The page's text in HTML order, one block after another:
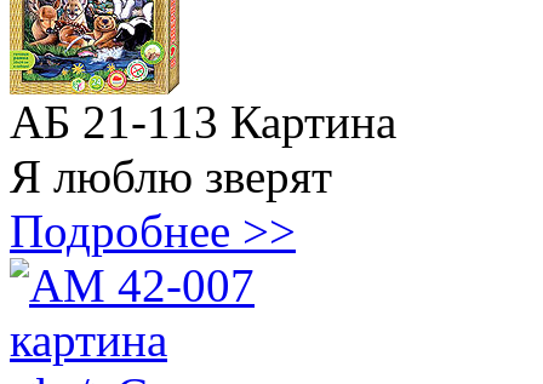
АБ 21-113 Картина
Я люблю зверят
Подробнее >>